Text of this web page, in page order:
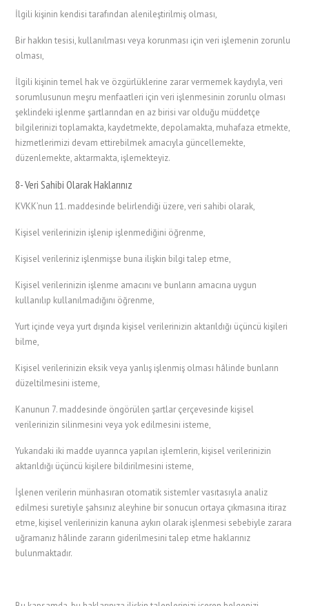
İlgili kişinin kendisi tarafından alenileştirilmiş olması,
Bir hakkın tesisi, kullanılması veya korunması için veri işlemenin zorunlu
olması,
İlgili kişinin temel hak ve özgürlüklerine zarar vermemek kaydıyla, veri
sorumlusunun meşru menfaatleri için veri işlenmesinin zorunlu olması
şeklindeki işlenme şartlarından en az birisi var olduğu müddetçe
bilgilerinizi toplamakta, kaydetmekte, depolamakta, muhafaza etmekte,
hizmetlerimizi devam ettirebilmek amacıyla güncellemekte,
düzenlemekte, aktarmakta, işlemekteyiz.
8- Veri Sahibi Olarak Haklarınız
KVKK’nun 11. maddesinde belirlendiği üzere, veri sahibi olarak,
Kişisel verilerinizin işlenip işlenmediğini öğrenme,
Kişisel verileriniz işlenmişse buna ilişkin bilgi talep etme,
Kişisel verilerinizin işlenme amacını ve bunların amacına uygun
kullanılıp kullanılmadığını öğrenme,
Yurt içinde veya yurt dışında kişisel verilerinizin aktarıldığı üçüncü kişileri
bilme,
Kişisel verilerinizin eksik veya yanlış işlenmiş olması hâlinde bunların
düzeltilmesini isteme,
Kanunun 7. maddesinde öngörülen şartlar çerçevesinde kişisel
verilerinizin silinmesini veya yok edilmesini isteme,
Yukarıdaki iki madde uyarınca yapılan işlemlerin, kişisel verilerinizin
aktarıldığı üçüncü kişilere bildirilmesini isteme,
İşlenen verilerin münhasıran otomatik sistemler vasıtasıyla analiz
edilmesi suretiyle şahsınız aleyhine bir sonucun ortaya çıkmasına itiraz
etme, kişisel verilerinizin kanuna aykırı olarak işlenmesi sebebiyle zarara
uğramanız hâlinde zararın giderilmesini talep etme haklarınız
bulunmaktadır.